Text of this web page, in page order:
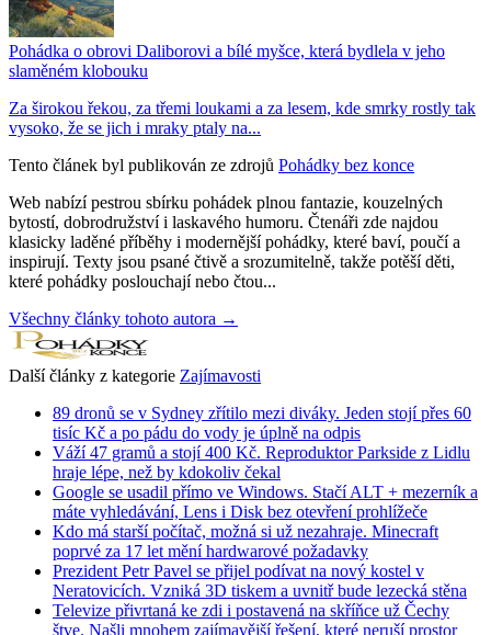
Pohádka o obrovi Daliborovi a bílé myšce, která bydlela v jeho
slaměném klobouku
Za širokou řekou, za třemi loukami a za lesem, kde smrky rostly tak
vysoko, že se jich i mraky ptaly na...
Tento článek byl publikován ze zdrojů Pohádky bez konce
Web nabízí pestrou sbírku pohádek plnou fantazie, kouzelných
bytostí, dobrodružství i laskavého humoru. Čtenáři zde najdou
klasicky laděné příběhy i modernější pohádky, které baví, poučí a
inspirují. Texty jsou psané čtivě a srozumitelně, takže potěší děti,
které pohádky poslouchají nebo čtou...
Všechny články tohoto autora →
Další články z kategorie Zajímavosti
89 dronů se v Sydney zřítilo mezi diváky. Jeden stojí přes 60
tisíc Kč a po pádu do vody je úplně na odpis
Váží 47 gramů a stojí 400 Kč. Reproduktor Parkside z Lidlu
hraje lépe, než by kdokoliv čekal
Google se usadil přímo ve Windows. Stačí ALT + mezerník a
máte vyhledávání, Lens i Disk bez otevření prohlížeče
Kdo má starší počítač, možná si už nezahraje. Minecraft
poprvé za 17 let mění hardwarové požadavky
Prezident Petr Pavel se přijel podívat na nový kostel v
Neratovicích. Vzniká 3D tiskem a uvnitř bude lezecká stěna
Televize přivrtaná ke zdi i postavená na skříňce už Čechy
štve. Našli mnohem zajímavější řešení, které neruší prostor